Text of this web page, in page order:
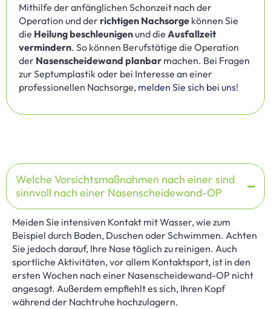
Mithilfe der anfänglichen Schonzeit nach der
Operation und derrichtigen Nachsorge können Sie
die Heilung beschleunigenund die Ausfallzeit
vermindern. So können Berufstätige die Operation
der Nasenscheidewand planbar machen. Bei Fragen
zurSeptumplastik oder bei Interesse an einer
professionellen Nachsorge, melden Sie sich bei uns!
Welche Vorsichtsmaßnahmen nach einer sind
sinnvoll nach einer Nasenscheidewand-OP
Meiden Sie intensiven Kontakt mit Wasser, wie zum
Beispiel durch Baden, Duschen oder Schwimmen. Achten
Sie jedoch darauf, Ihre Nase täglich zu reinigen. Auch
sportliche Aktivitäten, vor allem Kontaktsport, ist in den
ersten Wochen nach einer Nasenscheidewand-OP nicht
angesagt. Außerdem empfiehlt es sich, Ihren Kopf
während der Nachtruhe hochzulagern.